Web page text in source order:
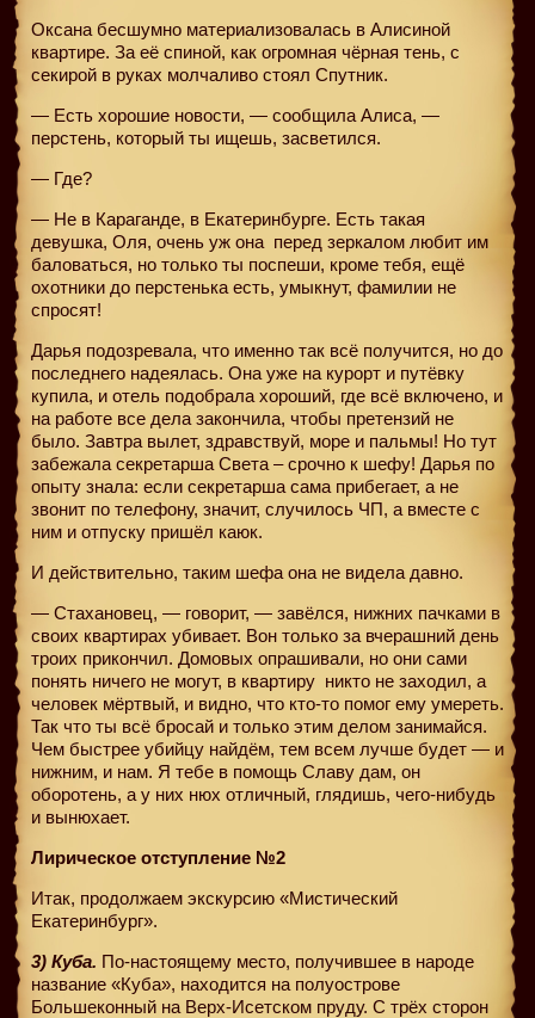
Оксана бесшумно материализовалась в Алисиной
квартире. За её спиной, как огромная чёрная тень, с
секирой в руках молчаливо стоял Спутник.
— Есть хорошие новости, — сообщила Алиса, —
перстень, который ты ищешь, засветился.
— Где?
— Не в Караганде, в Екатеринбурге. Есть такая
девушка, Оля, очень уж она перед зеркалом любит им
баловаться, но только ты поспеши, кроме тебя, ещё
охотники до перстенька есть, умыкнут, фамилии не
спросят!
Дарья подозревала, что именно так всё получится, но до
последнего надеялась. Она уже на курорт и путёвку
купила, и отель подобрала хороший, где всё включено, и
на работе все дела закончила, чтобы претензий не
было. Завтра вылет, здравствуй, море и пальмы! Но тут
забежала секретарша Света – срочно к шефу! Дарья по
опыту знала: если секретарша сама прибегает, а не
звонит по телефону, значит, случилось ЧП, а вместе с
ним и отпуску пришёл каюк.
И действительно, таким шефа она не видела давно.
— Стахановец, — говорит, — завёлся, нижних пачками в
своих квартирах убивает. Вон только за вчерашний день
троих прикончил. Домовых опрашивали, но они сами
понять ничего не могут, в квартиру никто не заходил, а
человек мёртвый, и видно, что кто-то помог ему умереть.
Так что ты всё бросай и только этим делом занимайся.
Чем быстрее убийцу найдём, тем всем лучше будет — и
нижним, и нам. Я тебе в помощь Славу дам, он
оборотень, а у них нюх отличный, глядишь, чего-нибудь
и вынюхает.
Лирическое отступление №2
Итак, продолжаем экскурсию «Мистический
Екатеринбург».
3) Куба. По-настоящему место, получившее в народе
название «Куба», находится на полуострове
Большеконный на Верх-Исетском пруду. С трёх сторон